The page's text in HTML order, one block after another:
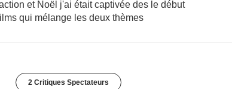
et Noël j'ai était captivée des le début
qui mélange les deux thèmes
2 Critiques Spectateurs